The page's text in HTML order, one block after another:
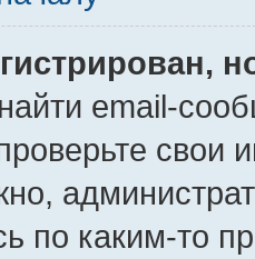
email-
свои
по каким-то